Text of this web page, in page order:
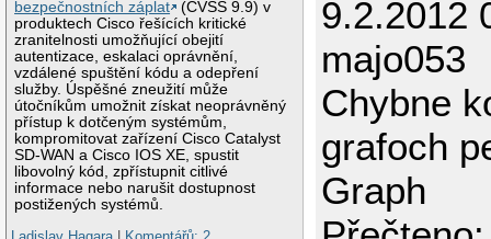
bezpečnostních záplat
(CVSS 9.9) v
produktech Cisco řešících kritické
zranitelnosti umožňující obejití
autentizace, eskalaci oprávnění,
vzdálené spuštění kódu a odepření
služby. Úspěšné zneužití může
útočníkům umožnit získat neoprávněný
přístup k dotčeným systémům,
kompromitovat zařízení Cisco Catalyst
SD-WAN a Cisco IOS XE, spustit
libovolný kód, zpřístupnit citlivé
informace nebo narušit dostupnost
postižených systémů.
9.2.2012
majo053
Chybne
grafoch
Graph